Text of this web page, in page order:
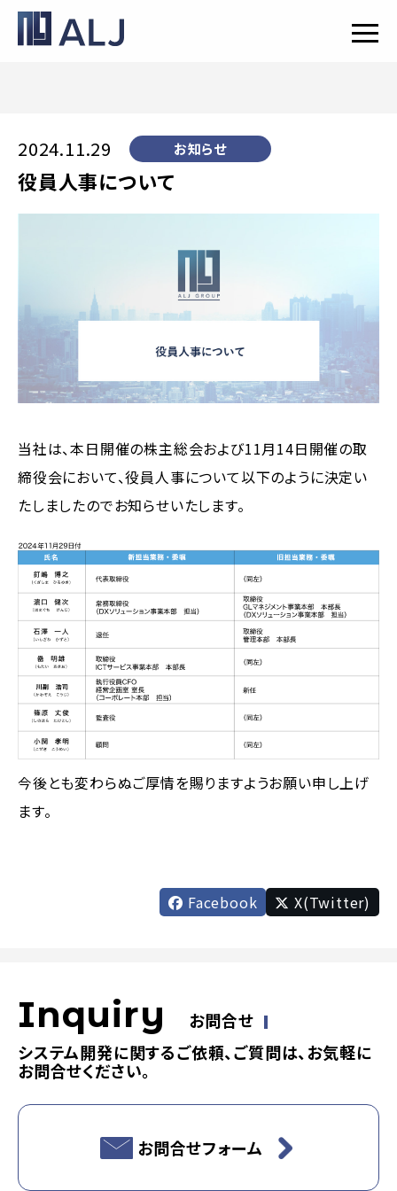
2024.11.29 お知らせ
役員人事について
当社は、本日開催の株主総会および11月14日開催の取
締役会において、役員人事について以下のように決定い
たしましたのでお知らせいたします。
今後とも変わらぬご厚情を賜りますようお願い申し上げ
ます。
Facebook X(Twitter)
Inquiry
お問合せ
システム開発に関するご依頼、ご質問は、お気軽に
お問合せください。
お問合せフォーム